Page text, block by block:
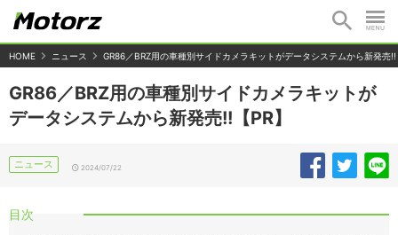
HOME ニュース GR86／BRZ用の車種別サイドカメラキットがデータシステムから新発売!!
GR86／BRZ用の車種別サイドカメラキットが
データシステムから新発売!!【PR】
ニュース 2024/07/22
目次